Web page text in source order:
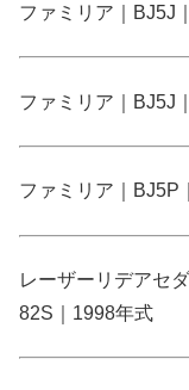
ファミリア｜BJ5J
ファミリア｜BJ5J
ファミリア｜BJ5P
レーザーリデアセ
82S｜1998年式